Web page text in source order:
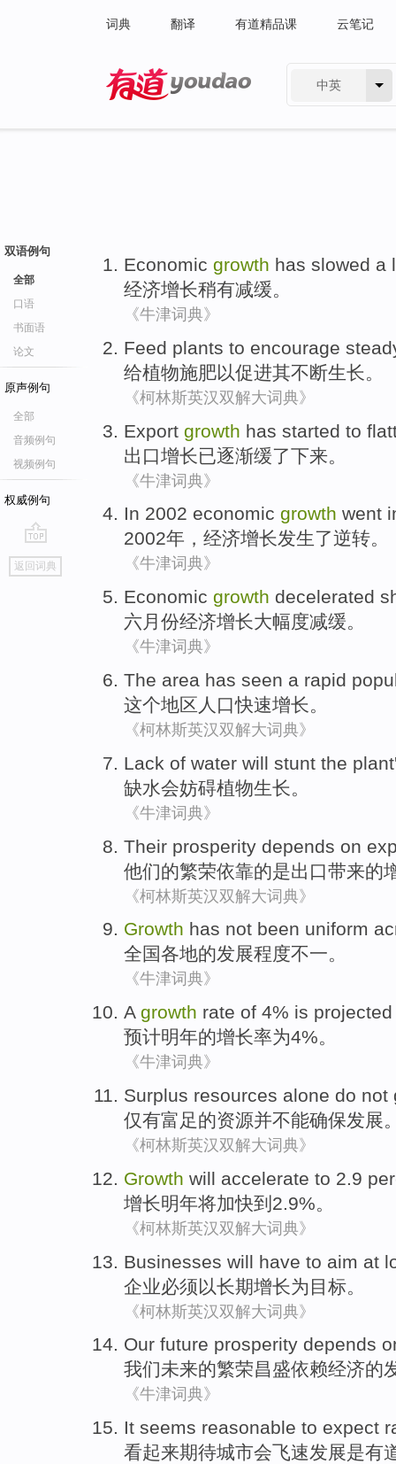
词典 翻译 有道精品课 云笔记
中英
双语例句
全部
口语
书面语
论文
原声例句
全部
音频例句
视频例句
权威例句
go
top
返回词典
Economic growth has slowed a
经济增长稍有减缓。
《牛津词典》
Feed plants to encourage
给植物施肥以促进其不断生长。
《柯林斯英汉双解大词典》
Export growth has started to
出口增长已逐渐缓了下来。
《牛津词典》
In 2002 economic growth went
2002年， 经济增长发生了逆转。
《牛津词典》
Economic growth decelerated
六月份经济增长大幅度减缓。
《牛津词典》
The area has seen a rapid
这个地区 人口快速增长。
《柯林斯英汉双解大词典》
Lack of water will stunt the plant
缺水会妨碍植物生长。
《牛津词典》
Their prosperity depends on
他们的繁荣依靠的是出口带来的
《柯林斯英汉双解大词典》
Growth has not been uniform
全国各地的发展程度不一。
《牛津词典》
A growth rate of 4% is projected
预计明年的增长率为4%。
《牛津词典》
Surplus resources alone do not
仅有富足的资源并不能确保发展
《柯林斯英汉双解大词典》
Growth will accelerate to 2.9
增长明年将加快到 2.9%。
《柯林斯英汉双解大词典》
Businesses will have to aim at
企业必须 以长期增长为 目标。
《柯林斯英汉双解大词典》
Our future prosperity depends
我们未来的繁荣昌盛依赖经济的
《牛津词典》
It seems reasonable to expect
看起来期待城市会飞速发展是有